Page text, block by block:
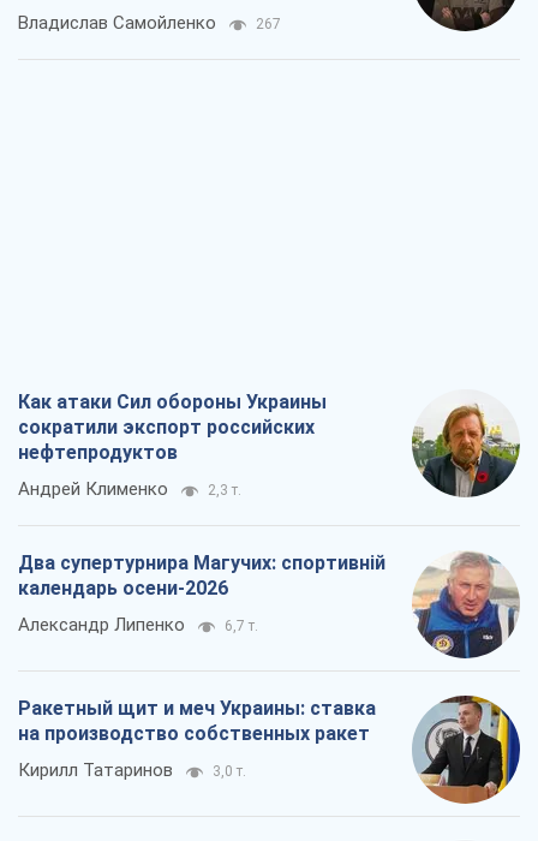
Владислав Самойленко 267
Как атаки Сил обороны Украины
сократили экспорт российских
нефтепродуктов
Андрей Клименко 2,3 т.
Два супертурнира Магучих: спортивній
календарь осени-2026
Александр Липенко 6,7 т.
Ракетный щит и меч Украины: ставка
на производство собственных ракет
Кирилл Татаринов 3,0 т.